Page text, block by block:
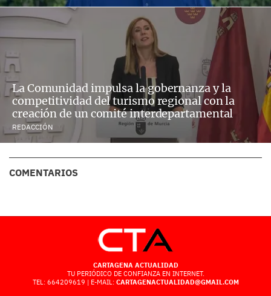
La Comunidad impulsa la gobernanza y la
competitividad del turismo regional con la
creación de un comité interdepartamental
REDACCIÓN
COMENTARIOS
CARTAGENA ACTUALIDAD
TU PERIÓDICO DE CONFIANZA EN INTERNET.
TEL: 664209619 | E-MAIL: CARTAGENACTUALIDAD@GMAIL.COM